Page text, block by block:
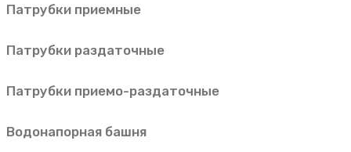
Патрубки приемные
Патрубки раздаточные
Патрубки приемо-раздаточные
Водонапорная башня